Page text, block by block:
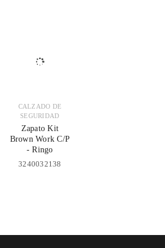
CALZADO DE
SEGURIDAD
Zapato Kit
Brown Work C/P
- Ringo
3240032138